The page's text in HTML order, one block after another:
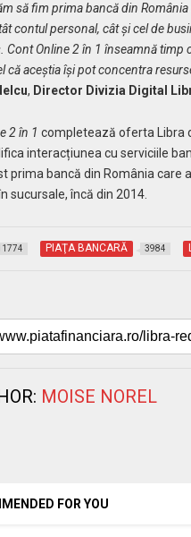
să fim prima bancă din
contul personal, cât și cel de
Cont Online 2 în 1 înseamnă
că aceștia își pot concentra
, Director Divizia Digital
2 în 1 completează oferta Libra
interacțiunea cu serviciile
prima bancă din România
sucursale, încă din 2014.
PIAŢA BANCARĂ 3984
MOISE NOREL
FOR YOU